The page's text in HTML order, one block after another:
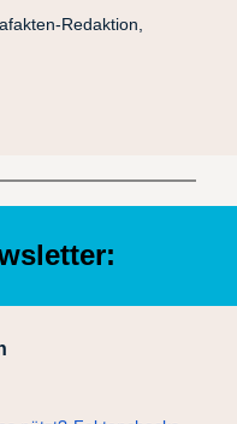
Redaktion,